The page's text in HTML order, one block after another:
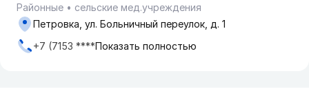
Районные
сельские мед.учреждения
Петровка, ул. Больничный переулок, д. 1
+7 (7153 ****Показать полностью